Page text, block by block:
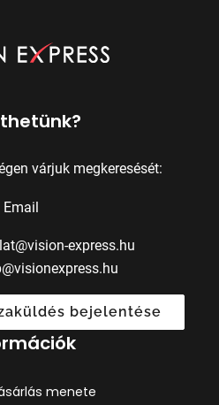
várjuk megkeresését:
Email
express.hu
bejelentése
menete